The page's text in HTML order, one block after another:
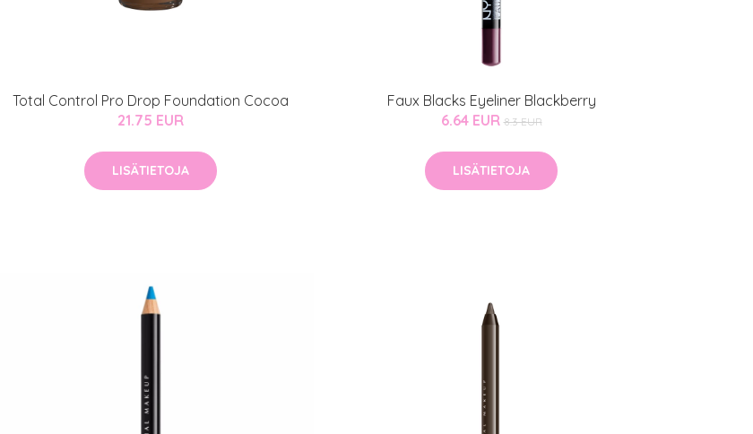
Total Control Pro Drop Foundation Cocoa
21.75 EUR
LISÄTIETOJA
Faux Blacks Eyeliner Blackberry
6.64 EUR 8.3 EUR
LISÄTIETOJA
ja saat nyt myös -200 €